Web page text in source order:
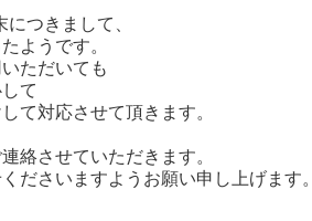
つきまして、
ようです。
ただいても
て
て対応させて頂きます。
絡させていただきます。
ださいますようお願い申し上げます。